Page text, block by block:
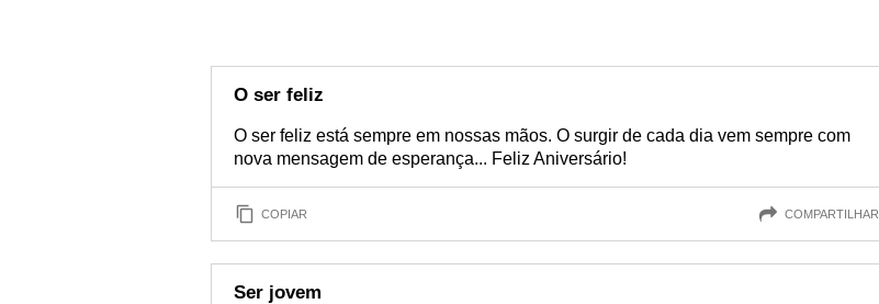
O ser feliz
O ser feliz está sempre em nossas mãos. O surgir de cada dia vem sempre com
nova mensagem de esperança... Feliz Aniversário!
COPIAR COMPARTILHAR
Ser jovem